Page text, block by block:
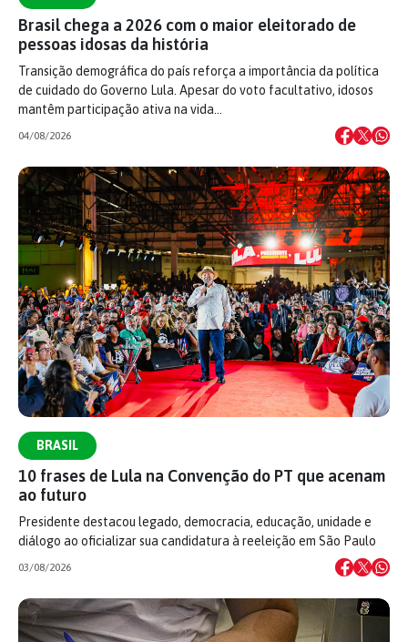
Brasil chega a 2026 com o maior eleitorado de
pessoas idosas da história
Transição demográfica do país reforça a importância da política
de cuidado do Governo Lula. Apesar do voto facultativo, idosos
mantêm participação ativa na vida…
04/08/2026
BRASIL
10 frases de Lula na Convenção do PT que acenam
ao futuro
Presidente destacou legado, democracia, educação, unidade e
diálogo ao oficializar sua candidatura à reeleição em São Paulo
03/08/2026